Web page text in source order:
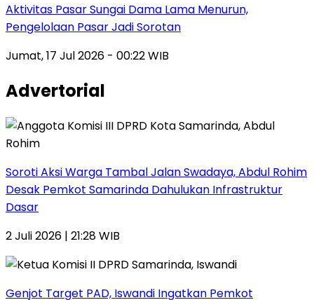
Aktivitas Pasar Sungai Dama Lama Menurun,
Pengelolaan Pasar Jadi Sorotan
Jumat, 17 Jul 2026 - 00:22 WIB
Advertorial
Soroti Aksi Warga Tambal Jalan Swadaya, Abdul Rohim
Desak Pemkot Samarinda Dahulukan Infrastruktur
Dasar
2 Juli 2026 | 21:28 WIB
Genjot Target PAD, Iswandi Ingatkan Pemkot